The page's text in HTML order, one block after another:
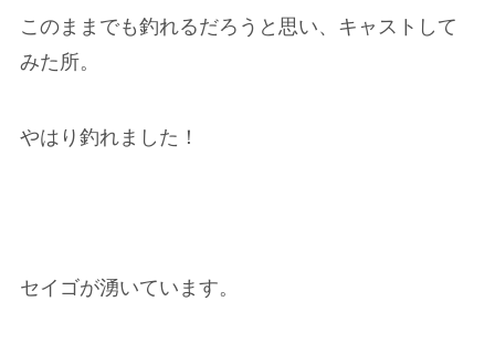
このままでも釣れるだろうと思い、キャストして
みた所。
やはり釣れました！
セイゴが湧いています。